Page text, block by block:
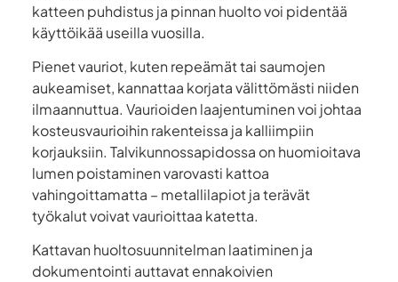
katteen puhdistus ja pinnan huolto voi pidentää
käyttöikää useilla vuosilla.
Pienet vauriot, kuten repeämät tai saumojen
aukeamiset, kannattaa korjata välittömästi niiden
ilmaannuttua. Vaurioiden laajentuminen voi johtaa
kosteusvaurioihin rakenteissa ja kalliimpiin
korjauksiin. Talvikunnossapidossa on huomioitava
lumen poistaminen varovasti kattoa
vahingoittamatta – metallilapiot ja terävät
työkalut voivat vaurioittaa katetta.
Kattavan huoltosuunnitelman laatiminen ja
dokumentointi auttavat ennakoivien